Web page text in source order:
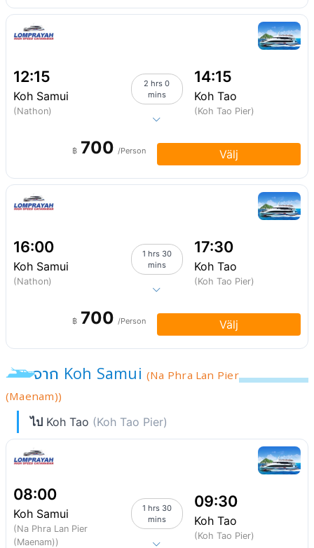
12:15
Koh Samui
(Nathon)
2 hrs 0
mins
14:15
Koh Tao
(Koh Tao Pier)
฿ 700 /Person Välj
16:00
Koh Samui
(Nathon)
1 hrs 30
mins
17:30
Koh Tao
(Koh Tao Pier)
฿ 700 /Person Välj
จาก Koh Samui(Na Phra Lan Pier
(Maenam))
ไป Koh Tao (Koh Tao Pier)
08:00
Koh Samui
(Na Phra Lan Pier
(Maenam))
1 hrs 30
mins
09:30
Koh Tao
(Koh Tao Pier)